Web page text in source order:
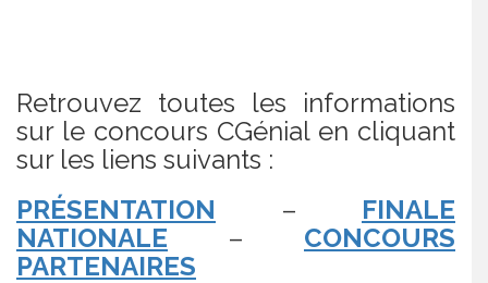
Retrouvez toutes les informations
sur le concours CGénial en cliquant
sur les liens suivants :
PRÉSENTATION – FINALE
NATIONALE – CONCOURS
PARTENAIRES